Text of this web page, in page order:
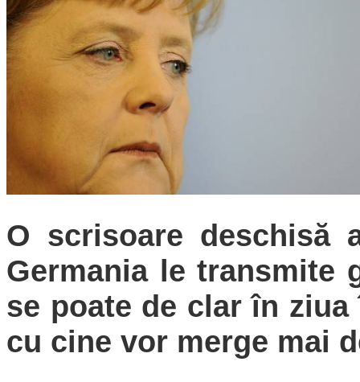
O scrisoare deschisă
Germania le transmite
se poate de clar în
cu cine vor merge mai